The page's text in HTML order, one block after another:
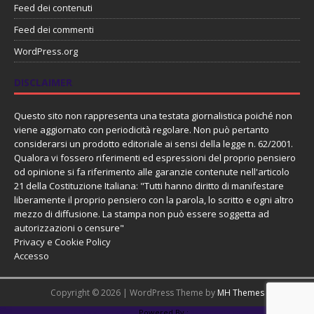
Feed dei contenuti
Feed dei commenti
WordPress.org
DISCLAIMER
Questo sito non rappresenta una testata giornalistica poiché non
viene aggiornato con periodicità regolare. Non può pertanto
considerarsi un prodotto editoriale ai sensi della legge n. 62/2001.
Qualora vi fossero riferimenti ed espressioni del proprio pensiero
od opinione si fa riferimento alle garanzie contenute nell'articolo
21 della Costituzione Italiana: "Tutti hanno diritto di manifestare
liberamente il proprio pensiero con la parola, lo scritto e ogni altro
mezzo di diffusione. La stampa non può essere soggetta ad
autorizzazioni o censure"
Privacy e Cookie Policy
Accesso
Copyright © 2026 | WordPress Theme by MH Themes